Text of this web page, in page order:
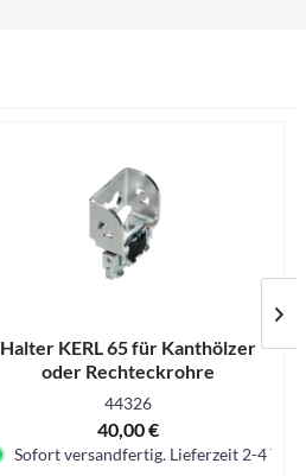
Halter KERL 65 für Kanthölzer
oder Rechteckrohre
44326
40,00 €
Sofort versandfertig. Lieferzeit 2-4 Tage.